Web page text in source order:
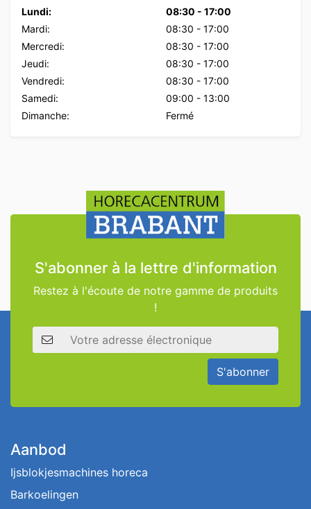
Lundi: 08:30 - 17:00
Mardi:
08:30 - 17:00
Mercredi:
08:30 - 17:00
Jeudi:
08:30 - 17:00
Vendredi:
08:30 - 17:00
Samedi:
09:00 - 13:00
Dimanche:
Fermé
S'abonner à la lettre d'information
Restez à l'écoute de notre gamme de produits
!
Adresse électronique
S'abonner
Aanbod
Ijsblokjesmachines horeca
Barkoelingen